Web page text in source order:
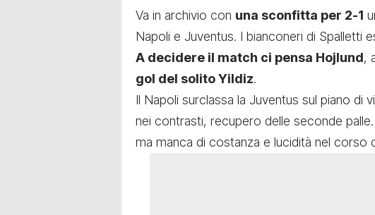
Va in archivio con una sconfitta per 2-1
Napoli e Juventus. I bianconeri di Spalletti
A decidere il match ci pensa Hojlund,
gol del solito Yildiz.
Il Napoli surclassa la Juventus sul piano di
nei contrasti, recupero delle seconde
ma manca di costanza e lucidità nel corso